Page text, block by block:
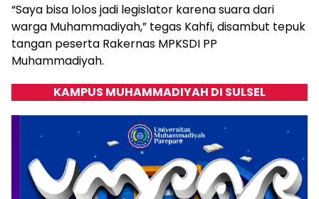
“Saya bisa lolos jadi legislator karena suara dari
warga Muhammadiyah,” tegas Kahfi, disambut tepuk
tangan peserta Rakernas MPKSDI PP
Muhammadiyah.
KAMPUS MUHAMMADIYAH DI SULSEL